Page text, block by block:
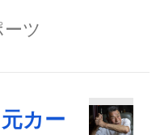
ーツ
カー